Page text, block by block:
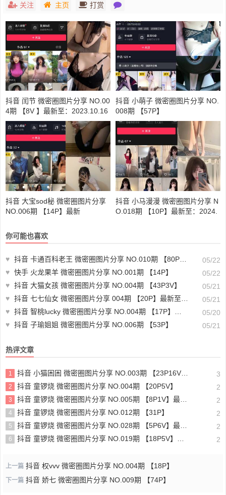
关注 主页 打赏
抖音 闰节 微密圈图片分享 NO.00
4期 【8V 】最新至：2023.10.16
抖音 小萌子 微密圈图片分享 NO.
008期 【57P】
抖音 大宝sod秘 微密圈图片分享
NO.006期 【14P】最新
抖音 小马漫漫 微密圈图片分享 N
O.018期 【10P】最新至：2024.
你可能也喜欢
♥ 抖音 卡通百科老王 微密圈图片分享 NO.010期 【80P1V】
05/22
♥ 快手 火龙果羊 微密圈图片分享 NO.001期 【14P】
05/22
♥ 抖音 大猫女孩 微密圈图片分享 NO.004期 【43P3V】
05/21
♥ 抖音 七七仙女 微密圈图片分享 004期 【20P】最新至：2023.12.04
05/21
♥ 抖音 智桃lucky 微密圈图片分享 NO.004期 【17P】最新至：2023.5.12
05/20
♥ 抖音 子瑜姐姐 微密圈图片分享 NO.006期 【53P】 05/21
热评文章
1 抖音 小猫困困 微密圈图片分享 NO.003期 【23P16V】最新至：2025.1.23 3
2 抖音 童锣烧 微密圈图片分享 NO.004期 【20P5V】 2
3 抖音 童锣烧 微密圈图片分享 NO.005期 【8P1V】最新至：2023.6.11 2
4 抖音 童锣烧 微密圈图片分享 NO.012期 【31P】 2
5 抖音 童锣烧 微密圈图片分享 NO.028期 【5P6V】最新至：2025.4.9 2
6 抖音 童锣烧 微密圈图片分享 NO.019期 【18P5V】最新至：2024.11.27 2
上一篇 抖音 权vvv 微密圈图片分享 NO.004期 【18P】
下一篇 抖音 娇七 微密圈图片分享 NO.009期 【74P】